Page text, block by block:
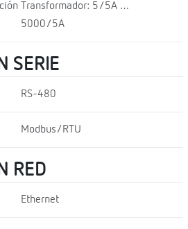
Transformador: 5/5A …
5000/5A
SERIE
RS-480
Modbus/RTU
RED
Ethernet